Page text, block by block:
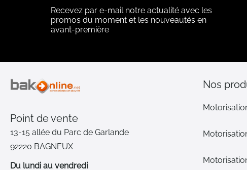
Recevez par e-mail notre actualité avec les
promos du moment et les nouveautés en
avant-première
Point de vente
13-15 allée du Parc de Garlande
92220 BAGNEUX
Du lundi au vendredi
Nos